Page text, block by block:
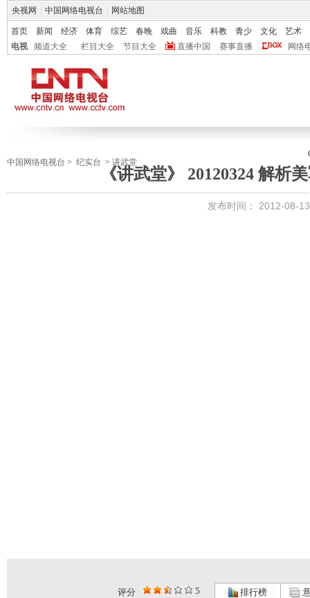
央视网 中国网络电视台 网站地图
首页 新闻 经济 体育 综艺 春晚 戏曲 音乐 科教 青少 文化
艺术
电视
频道大全 栏目大全 节目大全 直播中国 赛事直播 网络
中国网络电视台 > 纪实台 > 讲武堂
《讲武堂》 20120324 解析
发布时间： 2012-08-
评分 5 排行榜